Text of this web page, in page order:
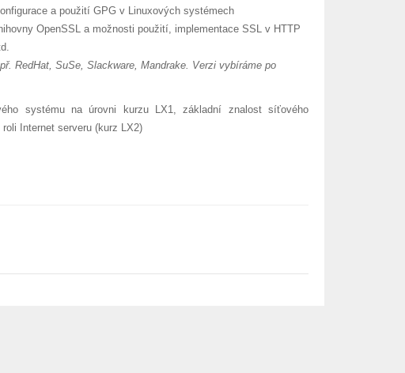
a použití GPG v Linuxových systémech
OpenSSL a možnosti použití, implementace SSL v HTTP
RedHat, SuSe, Slackware, Mandrake. Verzi vybíráme po
systému na úrovni kurzu LX1, základní znalost síťového
Internet serveru (kurz LX2)